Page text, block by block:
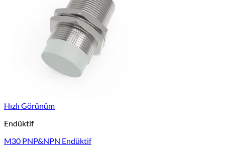
Hızlı Görünüm
Endüktif
M30 PNP&NPN Endüktif